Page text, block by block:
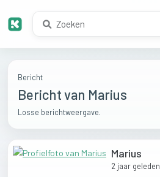
Bericht
Bericht van Marius
Losse berichtweergave.
Marius
2 jaar geleden